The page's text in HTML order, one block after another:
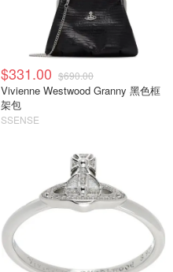
$331.00 $690.00
Vivienne Westwood Granny 黑色框
架包
SSENSE